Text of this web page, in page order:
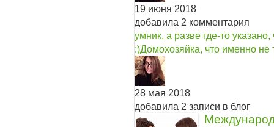
19 июня 2018
добавила 2 комментария
умник, а разве где-то
:)Домохозяйка, что именно не
28 мая 2018
добавила 2 записи в блог